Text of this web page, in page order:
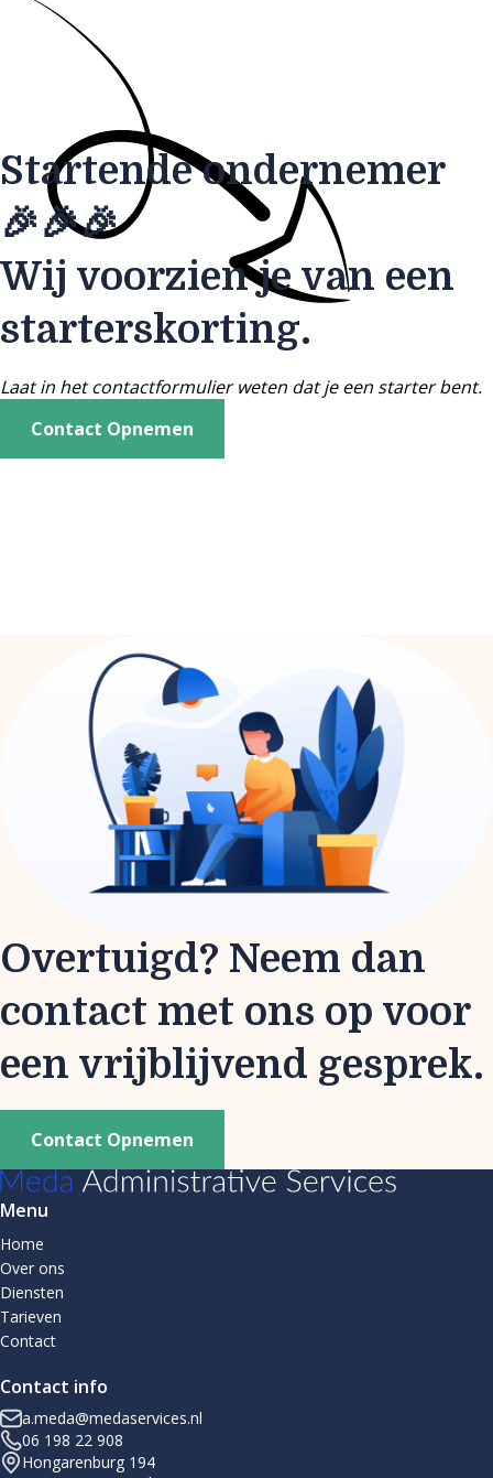
Startende ondernemer
🎉🎉🎉
Wij voorzien je van een
starterskorting.
Laat in het contactformulier weten dat je een starter bent.
Contact Opnemen
Overtuigd? Neem dan
contact met ons op voor
een vrijblijvend gesprek.
Contact Opnemen
Menu
Home
Over ons
Diensten
Tarieven
Contact
Contact info
a.meda@medaservices.nl
06 198 22 908
Hongarenburg 194